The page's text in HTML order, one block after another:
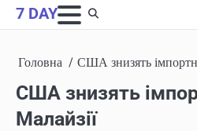
Skip
to
7 DAY
Головна США знизять
США знизять
Малайзії